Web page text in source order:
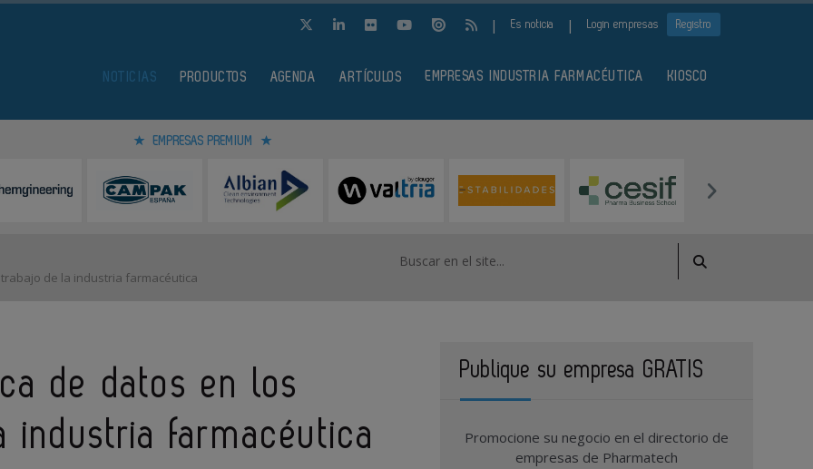
| Es noticia | Login empresas Registro
NOTICIAS PRODUCTOS AGENDA ARTÍCULOS EMPRESAS INDUSTRIA FARMACÉUTICA KIOSCO
EMPRESAS PREMIUM
de la industria farmacéutica
de datos en los
industria farmacéutica
Publique su empresa GRATIS
Promocione su negocio en el directorio de
empresas de Pharmatech